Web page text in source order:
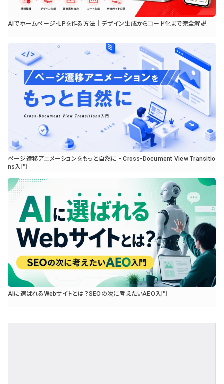
AIでホームページ・LPを作る方法｜デザイン生成からコード化まで完全解説
ページ遷移アニメーションをもっと自然に - Cross-Document View Transitio
ns入門
AIに選ばれるWebサイトとは？SEOの次に考えたいAEO入門